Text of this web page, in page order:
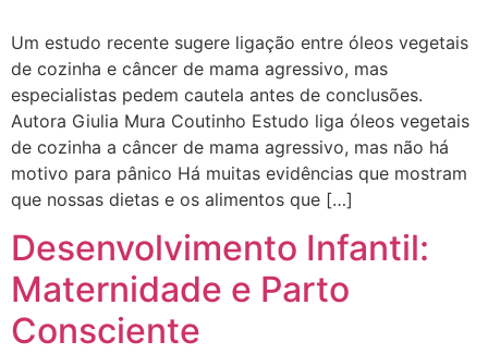
Um estudo recente sugere ligação entre óleos vegetais
de cozinha e câncer de mama agressivo, mas
especialistas pedem cautela antes de conclusões.
Autora Giulia Mura Coutinho Estudo liga óleos vegetais
de cozinha a câncer de mama agressivo, mas não há
motivo para pânico Há muitas evidências que mostram
que nossas dietas e os alimentos que […]
Desenvolvimento Infantil:
Maternidade e Parto
Consciente